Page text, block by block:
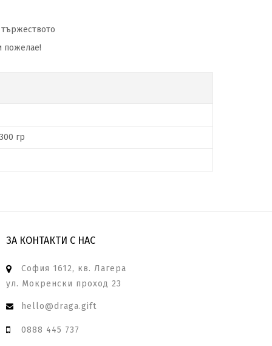
пожелае!
гр
ЗА КОНТАКТИ С НАС
София 1612, кв. Лагера
ул. Мокренски проход 23
hello@draga.gift
0888 445 737